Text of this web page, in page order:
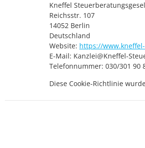
Kneffel
Reichsstr. 107
14052 Berlin
Deutschland
Website: https://
E-Mail: Kanzlei@Kneffel-
Telefonnummer: 030/301 90
Diese Cookie-Richtlinie